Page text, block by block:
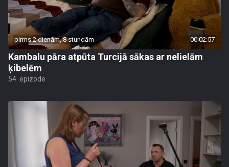
pirms 2 dienām, 8 stundām 00:02:57
Kambalu pāra atpūta Turcijā sākas ar nelielām
ķibelēm
54. epizode